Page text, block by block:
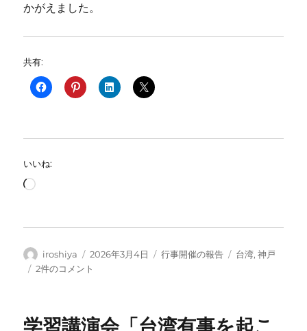
かがえました。
共有:
いいね:
読
中…
投
稿
iroshiya
投
稿
2026年3月4日
カ
行事開催の報告
タ
台湾,神戸
台
を
2件のコメント